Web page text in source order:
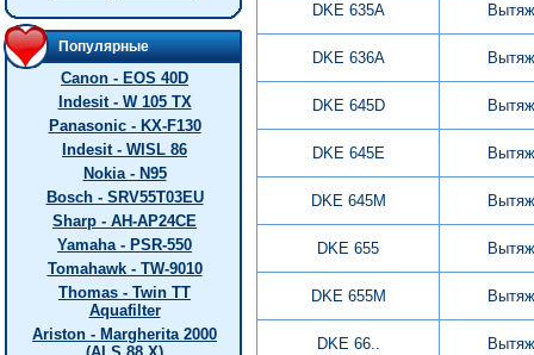
Популярные
Canon - EOS 40D
Indesit - W 105 TX
Panasonic - KX-F130
Indesit - WISL 86
Nokia - N95
Bosch - SRV55T03EU
Sharp - AH-AP24CE
Yamaha - PSR-550
Tomahawk - TW-9010
Thomas - Twin TT
Aquafilter
Ariston - Margherita 2000
DKE 635A
DKE 636A
DKE 645D
DKE 645E
DKE 645M
DKE 655
DKE 655M
DKE 66..